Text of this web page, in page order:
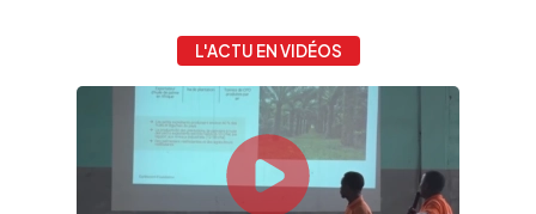
L'ACTU EN VIDÉOS